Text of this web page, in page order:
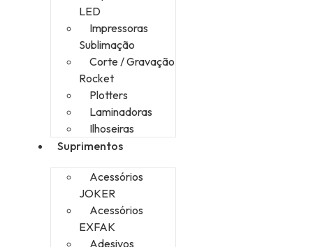
LED
Impressoras
Sublimação
Corte / Gravação
Rocket
Plotters
Laminadoras
Ilhoseiras
Suprimentos
Acessórios
JOKER
Acessórios
EXFAK
Adesivos